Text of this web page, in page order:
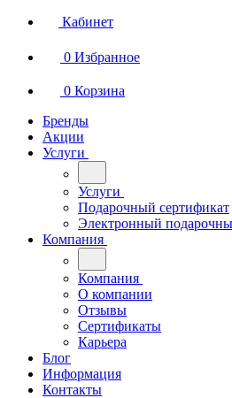
Кабинет
0 Избранное
0 Корзина
Бренды
Акции
Услуги
Услуги
Подарочный сертификат
Электронный
Компания
Компания
О компании
Отзывы
Сертификаты
Карьера
Блог
Информация
Контакты